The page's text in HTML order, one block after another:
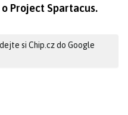
Project Spartacus.
si Chip.cz do Google